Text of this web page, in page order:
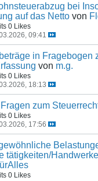
bei
auf das Netto von
0 Likes
09:41
in Fragebogen
von m.g.
0 Likes
18:13
zum
0 Likes
17:56
tätigkeiten/
0 Likes